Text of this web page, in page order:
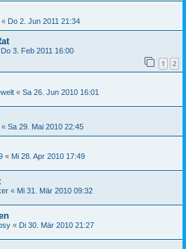
« Do 2. Jun 2011 21:34
Do 3. Feb 2011 16:00
1 2
« Sa 26. Jun 2010 16:01
« Sa 29. Mai 2010 22:45
« Mi 28. Apr 2010 17:49
« Mi 31. Mär 2010 09:32
« Di 30. Mär 2010 21:27